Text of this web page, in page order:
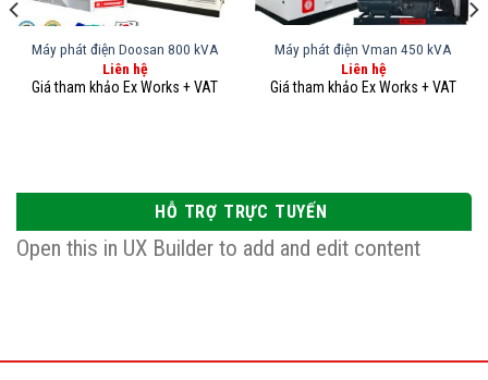
HỖ TRỢ TRỰC TUYẾN
Open this in UX Builder to add and edit content
Máy phát điện Doosan 800 kVA
Liên hệ
Máy phát điện Vman 450 kVA
Liên hệ